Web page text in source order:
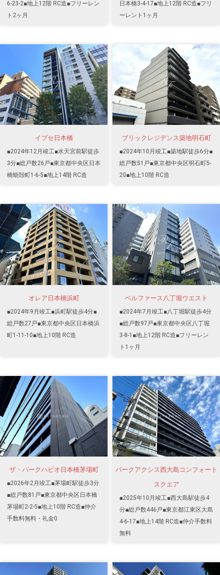
6-23-2■地上12階 RC造■フリーレン
ト2ヶ月
日本橋3-4-17■地上12階 RC造■フリ
ーレント1ヶ月
イプセ日本橋
■2024年12月竣工■水天宮前駅徒歩
3分■総戸数26戸■東京都中央区日本
橋蛎殻町1-6-5■地上14階 RC造
ブリックレジデンス築地明石町
■2024年10月竣工■築地駅徒歩6分■
総戸数51戸■東京都中央区明石町5-
20■地上10階 RC造
オレア日本橋浜町
■2024年9月竣工■浜町駅徒歩4分■
総戸数27戸■東京都中央区日本橋浜
町1-11-10■地上10階 RC造
ベルファース八丁堀ウエスト
■2024年7月竣工■八丁堀駅徒歩4分
■総戸数97戸■東京都中央区八丁堀
3-8-1■地上12階 RC造■フリーレン
ト1ヶ月
ザ・パークハビオ日本橋茅場町
■2026年2月竣工■茅場町駅徒歩3分
■総戸数81戸■東京都中央区日本橋
茅場町2-2-5■地上10階 RC造■仲介
手数料無料・礼金0
パークアクシス西大島コンフォート
スクエア
■2025年10月竣工■西大島駅徒歩4
分■総戸数446戸■東京都江東区大島
4-6-17■地上14階 RC造■仲介手数料
無料